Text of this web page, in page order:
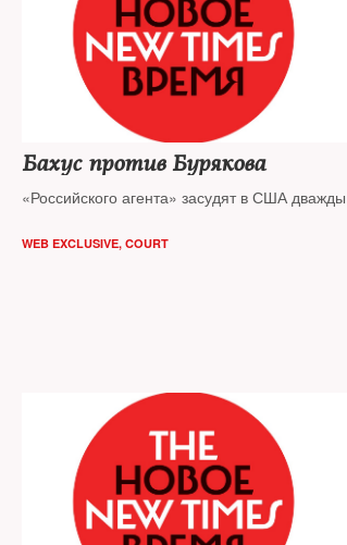
Бахус против Бурякова
«Российского агента» засудят в США дважды
WEB EXCLUSIVE, COURT